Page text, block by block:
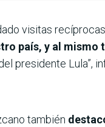
visitas
país, y al mismo
presidente Lula”,
también